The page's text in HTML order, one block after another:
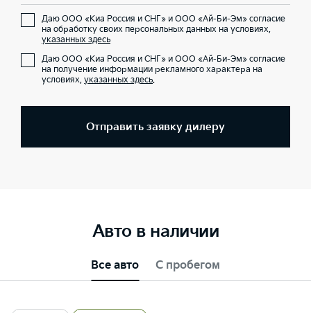
Даю ООО «Киа Россия и СНГ» и ООО «Ай-Би-Эм» согласие
на обработку своих персональных данных на условиях,
указанных здесь
Даю ООО «Киа Россия и СНГ» и ООО «Ай-Би-Эм» согласие
на получение информации рекламного характера на
условиях, указанных здесь.
Отправить заявку дилеру
Авто в наличии
Все авто С пробегом